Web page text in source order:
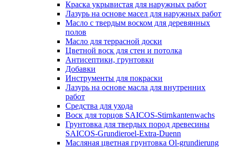
Краска укрывистая для наружных работ
Лазурь на основе масел для наружных работ
Масло с твердым воском для деревянных
полов
Масло для террасной доски
Цветной воск для стен и потолка
Антисептики, грунтовки
Добавки
Инструменты для покраски
Лазурь на основе масла для внутренних
работ
Средства для ухода
Воск для торцов SAICOS-Stirnkantenwachs
Грунтовка для твердых пород древесины
SAICOS-Grundieroel-Extra-Duenn
Масляная цветная грунтовка Ol-grundierung